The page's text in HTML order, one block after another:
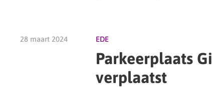
28 maart 2024 EDE
Parkeerplaats
verplaatst